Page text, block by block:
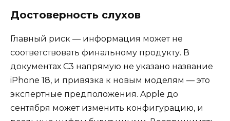
Достоверность слухов
Главный риск — информация может не
соответствовать финальному продукту. В
документах C3 напрямую не указано название
iPhone 18, и привязка к новым моделям — это
экспертные предположения. Apple до
сентября может изменить конфигурацию, и